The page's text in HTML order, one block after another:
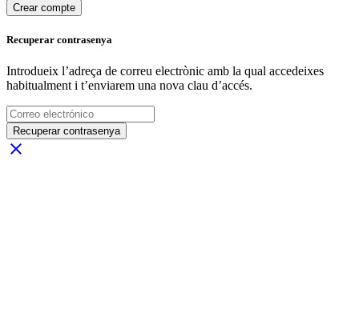
Crear compte
Recuperar contrasenya
Introdueix l’adreça de correu electrònic amb la qual accedeixes
habitualment i t’enviarem una nova clau d’accés.
Recuperar contrasenya
close